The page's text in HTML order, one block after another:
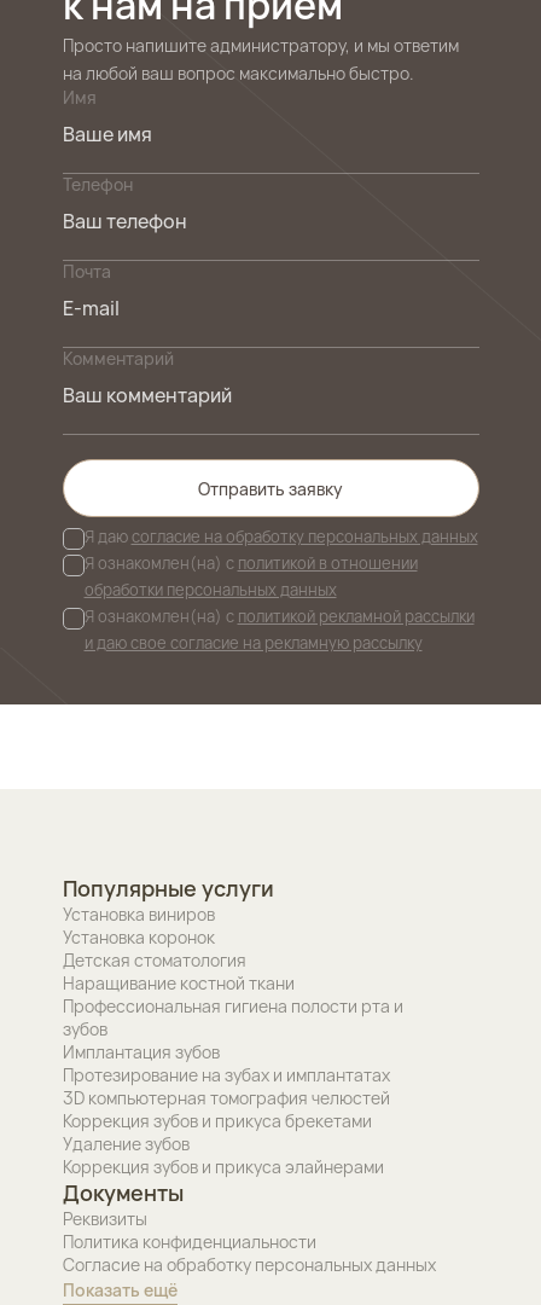
Просто напишите администратору, и мы ответим
на любой ваш вопрос максимально быстро.
Имя
Телефон
Почта
Комментарий
Отправить заявку
Я даюсогласие на обработку персональных данных
Я ознакомлен(на) с политикой в отношении
обработки персональных данных
Я ознакомлен(на) с политикой рекламной рассылки
и даю свое согласие на рекламную рассылку
Популярные услуги
Установка виниров
Установка коронок
Детская стоматология
Наращивание костной ткани
Профессиональная гигиена полости рта и
зубов
Имплантация зубов
Протезирование на зубах и имплантатах
3D компьютерная томография челюстей
Коррекция зубов и прикуса брекетами
Удаление зубов
Коррекция зубов и прикуса элайнерами
Документы
Реквизиты
Политика конфиденциальности
Согласие на обработку персональных данных
Показать ещё